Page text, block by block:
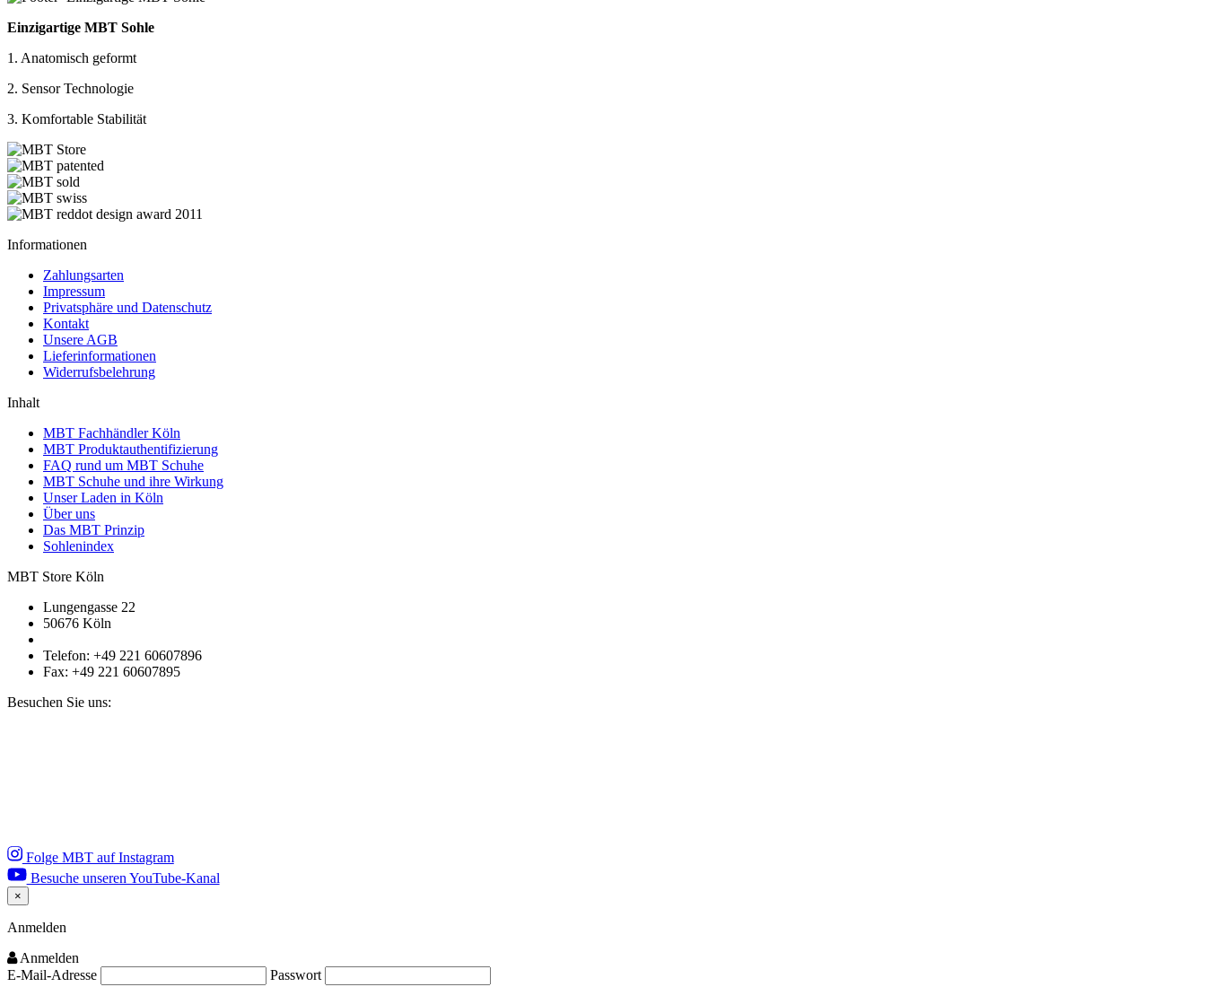
Einzigartige MBT Sohle
1. Anatomisch geformt
2. Sensor Technologie
3. Komfortable Stabilität
Informationen
Zahlungsarten
Impressum
Privatsphäre und Datenschutz
Kontakt
Unsere AGB
Lieferinformationen
Widerrufsbelehrung
Inhalt
MBT Fachhändler Köln
MBT Produktauthentifizierung
FAQ rund um MBT Schuhe
MBT Schuhe und ihre Wirkung
Unser Laden in Köln
Über uns
Das MBT Prinzip
Sohlenindex
MBT Store Köln
Lungengasse 22
50676 Köln
Telefon: +49 221 60607896
Fax: +49 221 60607895
Besuchen Sie uns:
Folge MBT auf Instagram
Besuche unseren YouTube-Kanal
×
Close
Anmelden
Anmelden
E-Mail-Adresse
Passwort